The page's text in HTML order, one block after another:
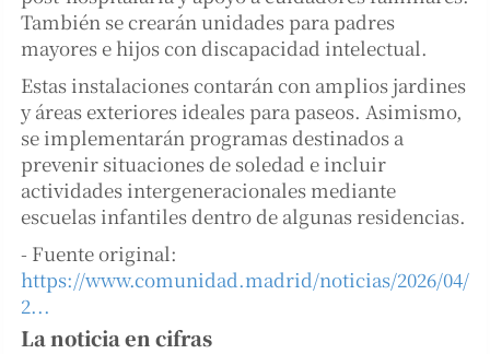
También se crearán unidades para padres
mayores e hijos con discapacidad intelectual.
Estas instalaciones contarán con amplios jardines
y áreas exteriores ideales para paseos. Asimismo,
se implementarán programas destinados a
prevenir situaciones de soledad e incluir
actividades intergeneracionales mediante
escuelas infantiles dentro de algunas residencias.
- Fuente original:
https://www.comunidad.madrid/noticias/2026/04/
2...
La noticia en cifras